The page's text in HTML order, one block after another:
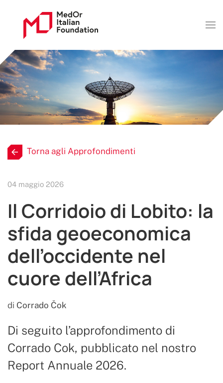
Torna agli Approfondimenti
04 maggio 2026
Il Corridoio di Lobito: la
sfida geoeconomica
dell’occidente nel
cuore dell’Africa
di Corrado Čok
Di seguito l’approfondimento di
Corrado Cok, pubblicato nel nostro
Report Annuale 2026.